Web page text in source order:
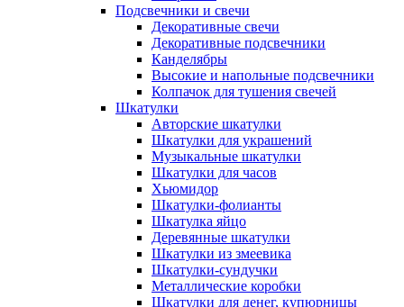
Подсвечники и свечи
Декоративные свечи
Декоративные подсвечники
Канделябры
Высокие и напольные подсвечники
Колпачок для тушения свечей
Шкатулки
Авторские шкатулки
Шкатулки для украшений
Музыкальные шкатулки
Шкатулки для часов
Хьюмидор
Шкатулки-фолианты
Шкатулка яйцо
Деревянные шкатулки
Шкатулки из змеевика
Шкатулки-сундучки
Металлические коробки
Шкатулки для денег, купюрницы